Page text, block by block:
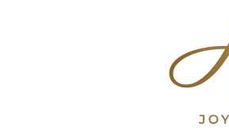
Anillo solitario Oro